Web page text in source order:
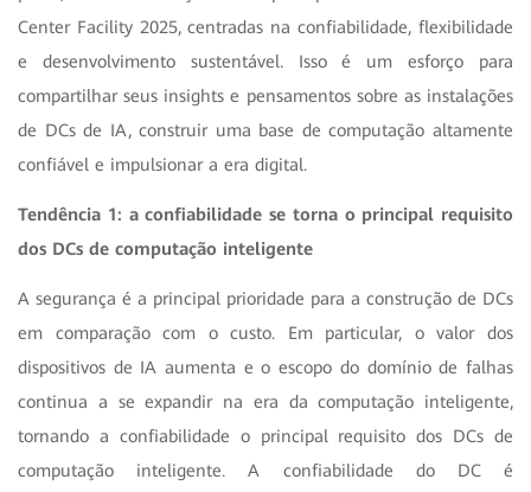
Center Facility 2025, centradas na confiabilidade, flexibilidade
e desenvolvimento sustentável. Isso é um esforço para
compartilhar seus insights e pensamentos sobre as instalações
de DCs de IA, construir uma base de computação altamente
confiável e impulsionar a era digital.
Tendência 1: a confiabilidade se torna o principal requisito
dos DCs de computação inteligente
A segurança é a principal prioridade para a construção de DCs
em comparação com o custo. Em particular, o valor dos
dispositivos de IA aumenta e o escopo do domínio de falhas
continua a se expandir na era da computação inteligente,
tornando a confiabilidade o principal requisito dos DCs de
computação inteligente. A confiabilidade do DC é